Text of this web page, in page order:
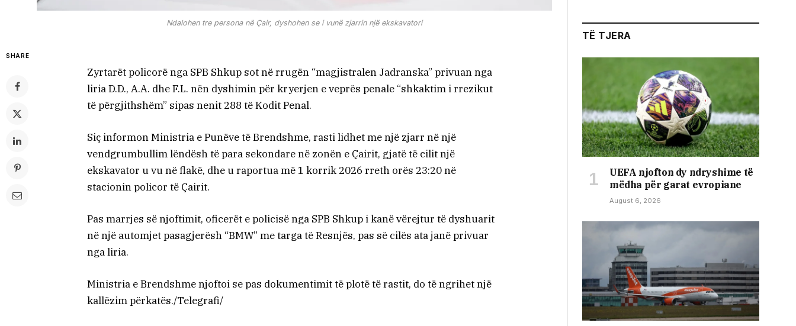
Ndalohen tre persona në Çair, dyshohen se i vunë zjarrin një ekskavatori
SHARE
Zyrtarët policorë nga SPB Shkup sot në rrugën “magjistralen Jadranska” privuan nga
liria D.D., A.A. dhe F.L. nën dyshimin për kryerjen e veprës penale “shkaktim i rrezikut
të përgjithshëm” sipas nenit 288 të Kodit Penal.
Siç informon Ministria e Punëve të Brendshme, rasti lidhet me një zjarr në një
vendgrumbullim lëndësh të para sekondare në zonën e Çairit, gjatë të cilit një
ekskavator u vu në flakë, dhe u raportua më 1 korrik 2026 rreth orës 23:20 në
stacionin policor të Çairit.
Pas marrjes së njoftimit, oficerët e policisë nga SPB Shkup i kanë vërejtur të dyshuarit
në një automjet pasagjerësh “BMW” me targa të Resnjës, pas së cilës ata janë privuar
nga liria.
Ministria e Brendshme njoftoi se pas dokumentimit të plotë të rastit, do të ngrihet një
kallëzim përkatës./Telegrafi/
TË TJERA
UEFA njofton dy ndryshime të
mëdha për garat evropiane
August 6, 2026